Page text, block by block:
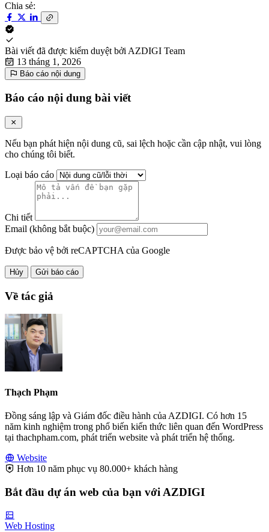
Chia sẻ:
Bài viết đã được kiểm duyệt bởiAZDIGI Team
13 tháng 1, 2026
Báo cáo nội dung
Báo cáo nội dung bài viết
Nếu bạn phát hiện nội dung cũ, sai lệch hoặc cần cập nhật, vui lòng
cho chúng tôi biết.
Loại báo cáo
Chi tiết
Email (không bắt buộc)
Được bảo vệ bởi reCAPTCHA của Google
Hủy Gửi báo cáo
Về tác giả
Thạch Phạm
Đồng sáng lập và Giám đốc điều hành của AZDIGI. Có hơn 15
năm kinh nghiệm trong phổ biến kiến thức liên quan đến WordPress
tại thachpham.com, phát triển website và phát triển hệ thống.
Website
Hơn 10 năm phục vụ 80.000+ khách hàng
Bắt đầu dự án web của bạn với AZDIGI
Web Hosting